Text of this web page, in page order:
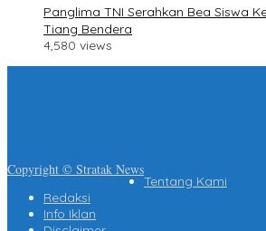
Panglima TNI Serahkan Bea Siswa
Tiang Bendera
4,580 views
Copyright © Stratak News
Tentang Kami
Redaksi
Info Iklan